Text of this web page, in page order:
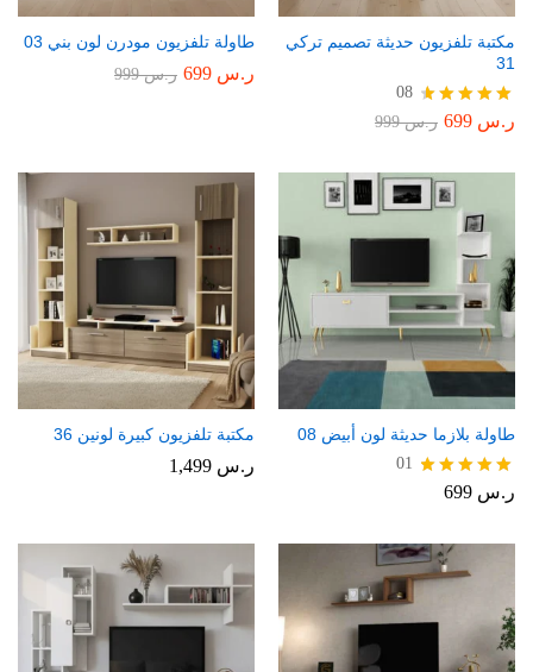
مكتبة تلفزيون حديثة تصميم تركي
31
تم التقييم
08
ر.س ر.س999
طاولة تلفزيون مودرن لون بني 03
ر.س ر.س999
طاولة بلازما حديثة لون أبيض 08
تم التقييم
01
ر.س
مكتبة تلفزيون كبيرة لونين 36
ر.س